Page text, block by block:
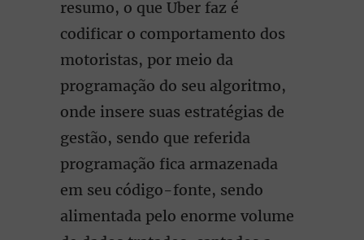
resumo, o que Uber faz é
codificar o comportamento dos
motoristas, por meio da
programação do seu algoritmo,
onde insere suas estratégias de
gestão, sendo que referida
programação fica armazenada
em seu código-fonte, sendo
alimentada pelo enorme volume